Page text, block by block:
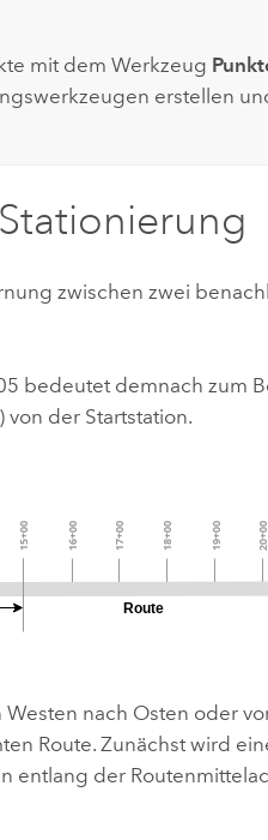
mit dem Werkzeug
erstellen
zwischen zwei
bedeutet demnach zum
der Startstation.
nach Osten oder
Route. Zunächst wird
entlang der